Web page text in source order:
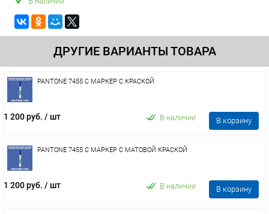
ДРУГИЕ ВАРИАНТЫ ТОВАРА
PANTONE 7455 C МАРКЕР С КРАСКОЙ
1 200 руб. / шт В наличии В корзину
PANTONE 7455 C МАРКЕР С МАТОВОЙ КРАСКОЙ
1 200 руб. / шт В наличии В корзину